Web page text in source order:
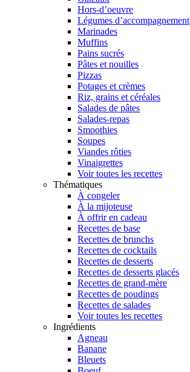
Hors-d’oeuvre
Légumes d’accompagnement
Marinades
Muffins
Pains sucrés
Pâtes et nouilles
Pizzas
Potages et crèmes
Riz, grains et céréales
Salades de pâtes
Salades-repas
Smoothies
Soupes
Viandes rôties
Vinaigrettes
Voir toutes les recettes
Thématiques
À congeler
À la mijoteuse
À offrir en cadeau
Recettes de base
Recettes de brunchs
Recettes de cocktails
Recettes de desserts
Recettes de desserts glacés
Recettes de grand-mère
Recettes de poudings
Recettes de salades
Voir toutes les recettes
Ingrédients
Agneau
Banane
Bleuets